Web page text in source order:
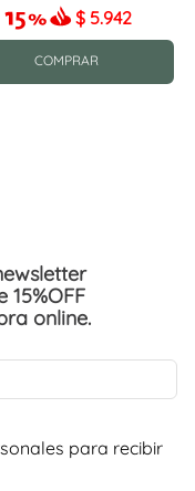
$ 5.942
COMPRAR
online.